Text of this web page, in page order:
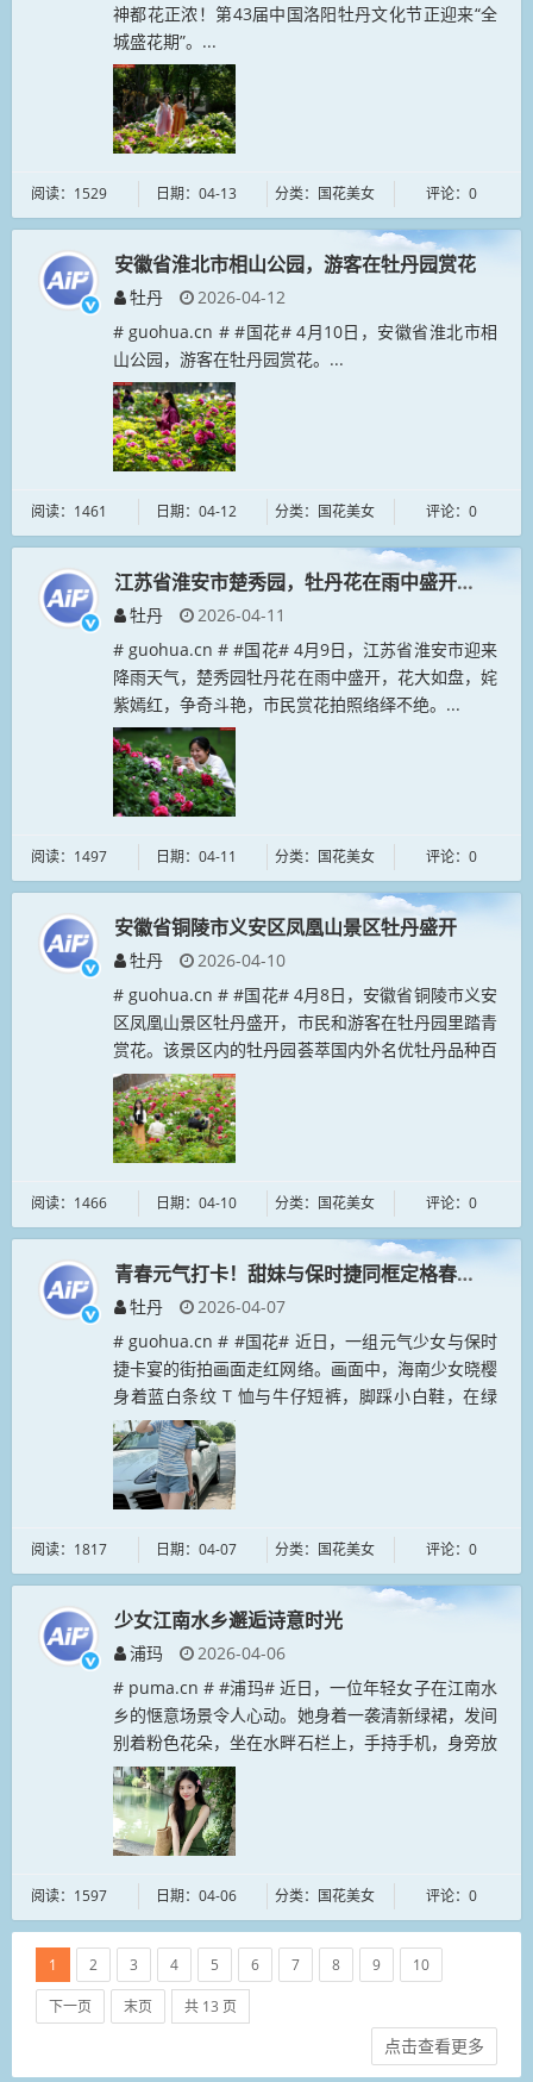
神都花正浓！第43届中国洛阳牡丹文化节正迎来“全
城盛花期”。...
阅读：1529 日期：04-13 分类：国花美女 评论：0
安徽省淮北市相山公园，游客在牡丹园赏花
牡丹
2026-04-12
# guohua.cn # #国花# 4月10日，安徽省淮北市相
山公园，游客在牡丹园赏花。...
阅读：1461 日期：04-12 分类：国花美女 评论：0
江苏省淮安市楚秀园，牡丹花在雨中盛开，花大
牡丹
2026-04-11
# guohua.cn # #国花# 4月9日，江苏省淮安市迎来
降雨天气，楚秀园牡丹花在雨中盛开，花大如盘，姹
紫嫣红，争奇斗艳，市民赏花拍照络绎不绝。...
阅读：1497 日期：04-11 分类：国花美女 评论：0
安徽省铜陵市义安区凤凰山景区牡丹盛开
牡丹
2026-04-10
# guohua.cn # #国花# 4月8日，安徽省铜陵市义安
区凤凰山景区牡丹盛开，市民和游客在牡丹园里踏青
赏花。该景区内的牡丹园荟萃国内外名优牡丹品种百
余种，是中国南方重要的牡丹观赏与文化展示基
地。...
阅读：1466 日期：04-10 分类：国花美女 评论：0
青春元气打卡！甜妹与保时捷同框定格春日美好
牡丹
2026-04-07
# guohua.cn # #国花# 近日，一组元气少女与保时
捷卡宴的街拍画面走红网络。画面中，海南少女晓樱
身着蓝白条纹 T 恤与牛仔短裤，脚踩小白鞋，在绿
树成荫的街头比耶摆拍，甜笑明媚...
阅读：1817 日期：04-07 分类：国花美女 评论：0
少女江南水乡邂逅诗意时光
浦玛
2026-04-06
# puma.cn # #浦玛# 近日，一位年轻女子在江南水
乡的惬意场景令人心动。她身着一袭清新绿裙，发间
别着粉色花朵，坐在水畔石栏上，手持手机，身旁放
着草编包，面带微笑，尽显温婉。周围白墙黑瓦、绿
水环绕，古韵与青春...
阅读：1597 日期：04-06 分类：国花美女 评论：0
1 2 3 4 5 6 7 8 9 10
下一页 末页 共 13 页
点击查看更多